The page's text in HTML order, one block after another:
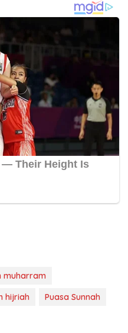
muharram
hijriah
Puasa Sunnah